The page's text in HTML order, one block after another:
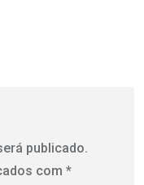
publicado.
com *